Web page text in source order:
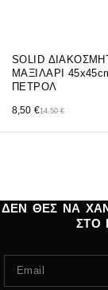
SOLID
ΜΑΞΙΛΑΡΙ
ΠΕΤΡΟΛ
14,50€
Original price was:
8,50 €
Η τρέχουσα τιμή είναι:
ΔΕΝ ΘΕΣ ΝΑ
ΣΤΟ